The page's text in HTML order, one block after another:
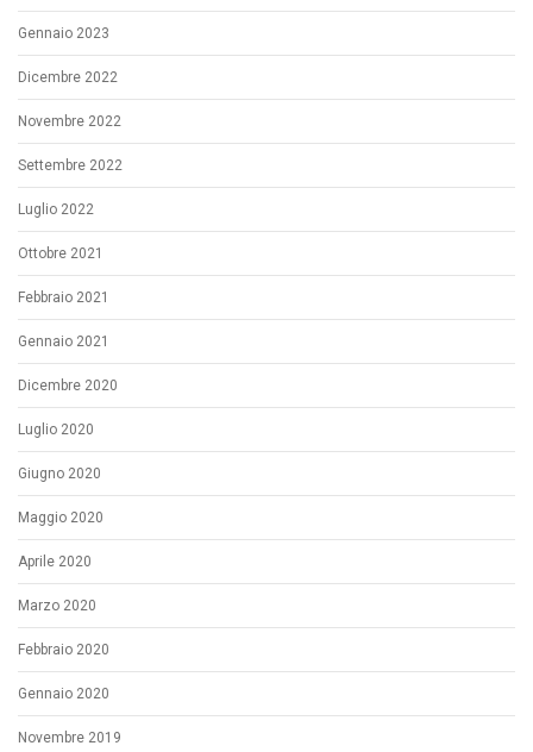
Gennaio 2023
Dicembre 2022
Novembre 2022
Settembre 2022
Luglio 2022
Ottobre 2021
Febbraio 2021
Gennaio 2021
Dicembre 2020
Luglio 2020
Giugno 2020
Maggio 2020
Aprile 2020
Marzo 2020
Febbraio 2020
Gennaio 2020
Novembre 2019